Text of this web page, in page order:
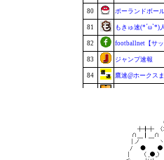
80 ポーランドボー
81 もきゅ速(*´ω`*)
82 footballnet【サッ
83 ジャンプ速報
84 鷹速@ホークス
VTuberNews
まなにゅ～